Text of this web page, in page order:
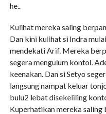
he..
Kulihat mereka saling
Dan kini kulihat si Indra
mendekati Arif. Mereka
segera mengulum kontol.
keenakan. Dan si Setyo
langsung nampat keluar
bulu2 lebat disekeliling
Kuperhatikan mereka saling